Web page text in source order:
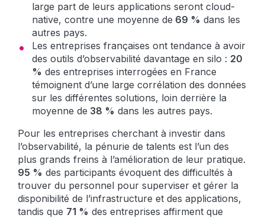
large part de leurs applications seront cloud-
native, contre une moyenne de 69 % dans les
autres pays.
Les entreprises françaises ont tendance à avoir
des outils d’observabilité davantage en silo : 20
% des entreprises interrogées en France
témoignent d’une large corrélation des données
sur les différentes solutions, loin derrière la
moyenne de 38 % dans les autres pays.
Pour les entreprises cherchant à investir dans
l’observabilité, la pénurie de talents est l’un des
plus grands freins à l’amélioration de leur pratique.
95 % des participants évoquent des difficultés à
trouver du personnel pour superviser et gérer la
disponibilité de l’infrastructure et des applications,
tandis que 71 % des entreprises affirment que